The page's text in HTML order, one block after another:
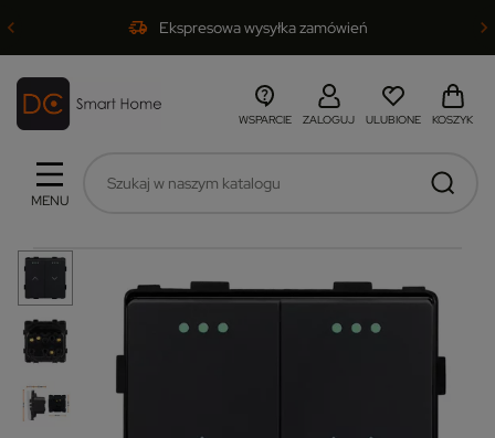
Ekspresowa wysyłka zamówień
MENU
WSPARCIE ZALOGUJ ULUBIONE KOSZYK